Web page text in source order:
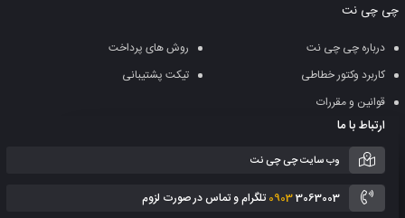
سبد
چی چی نت
درباره چی چی نت
روش های پرداخت
کاربرد وکتور خطاطی
تیکت پشتیبانی
قوانین و مقررات
ارتباط با ما
وب سایت چی چی نت
09033063003 تلگرام و تماس در صورت لزوم